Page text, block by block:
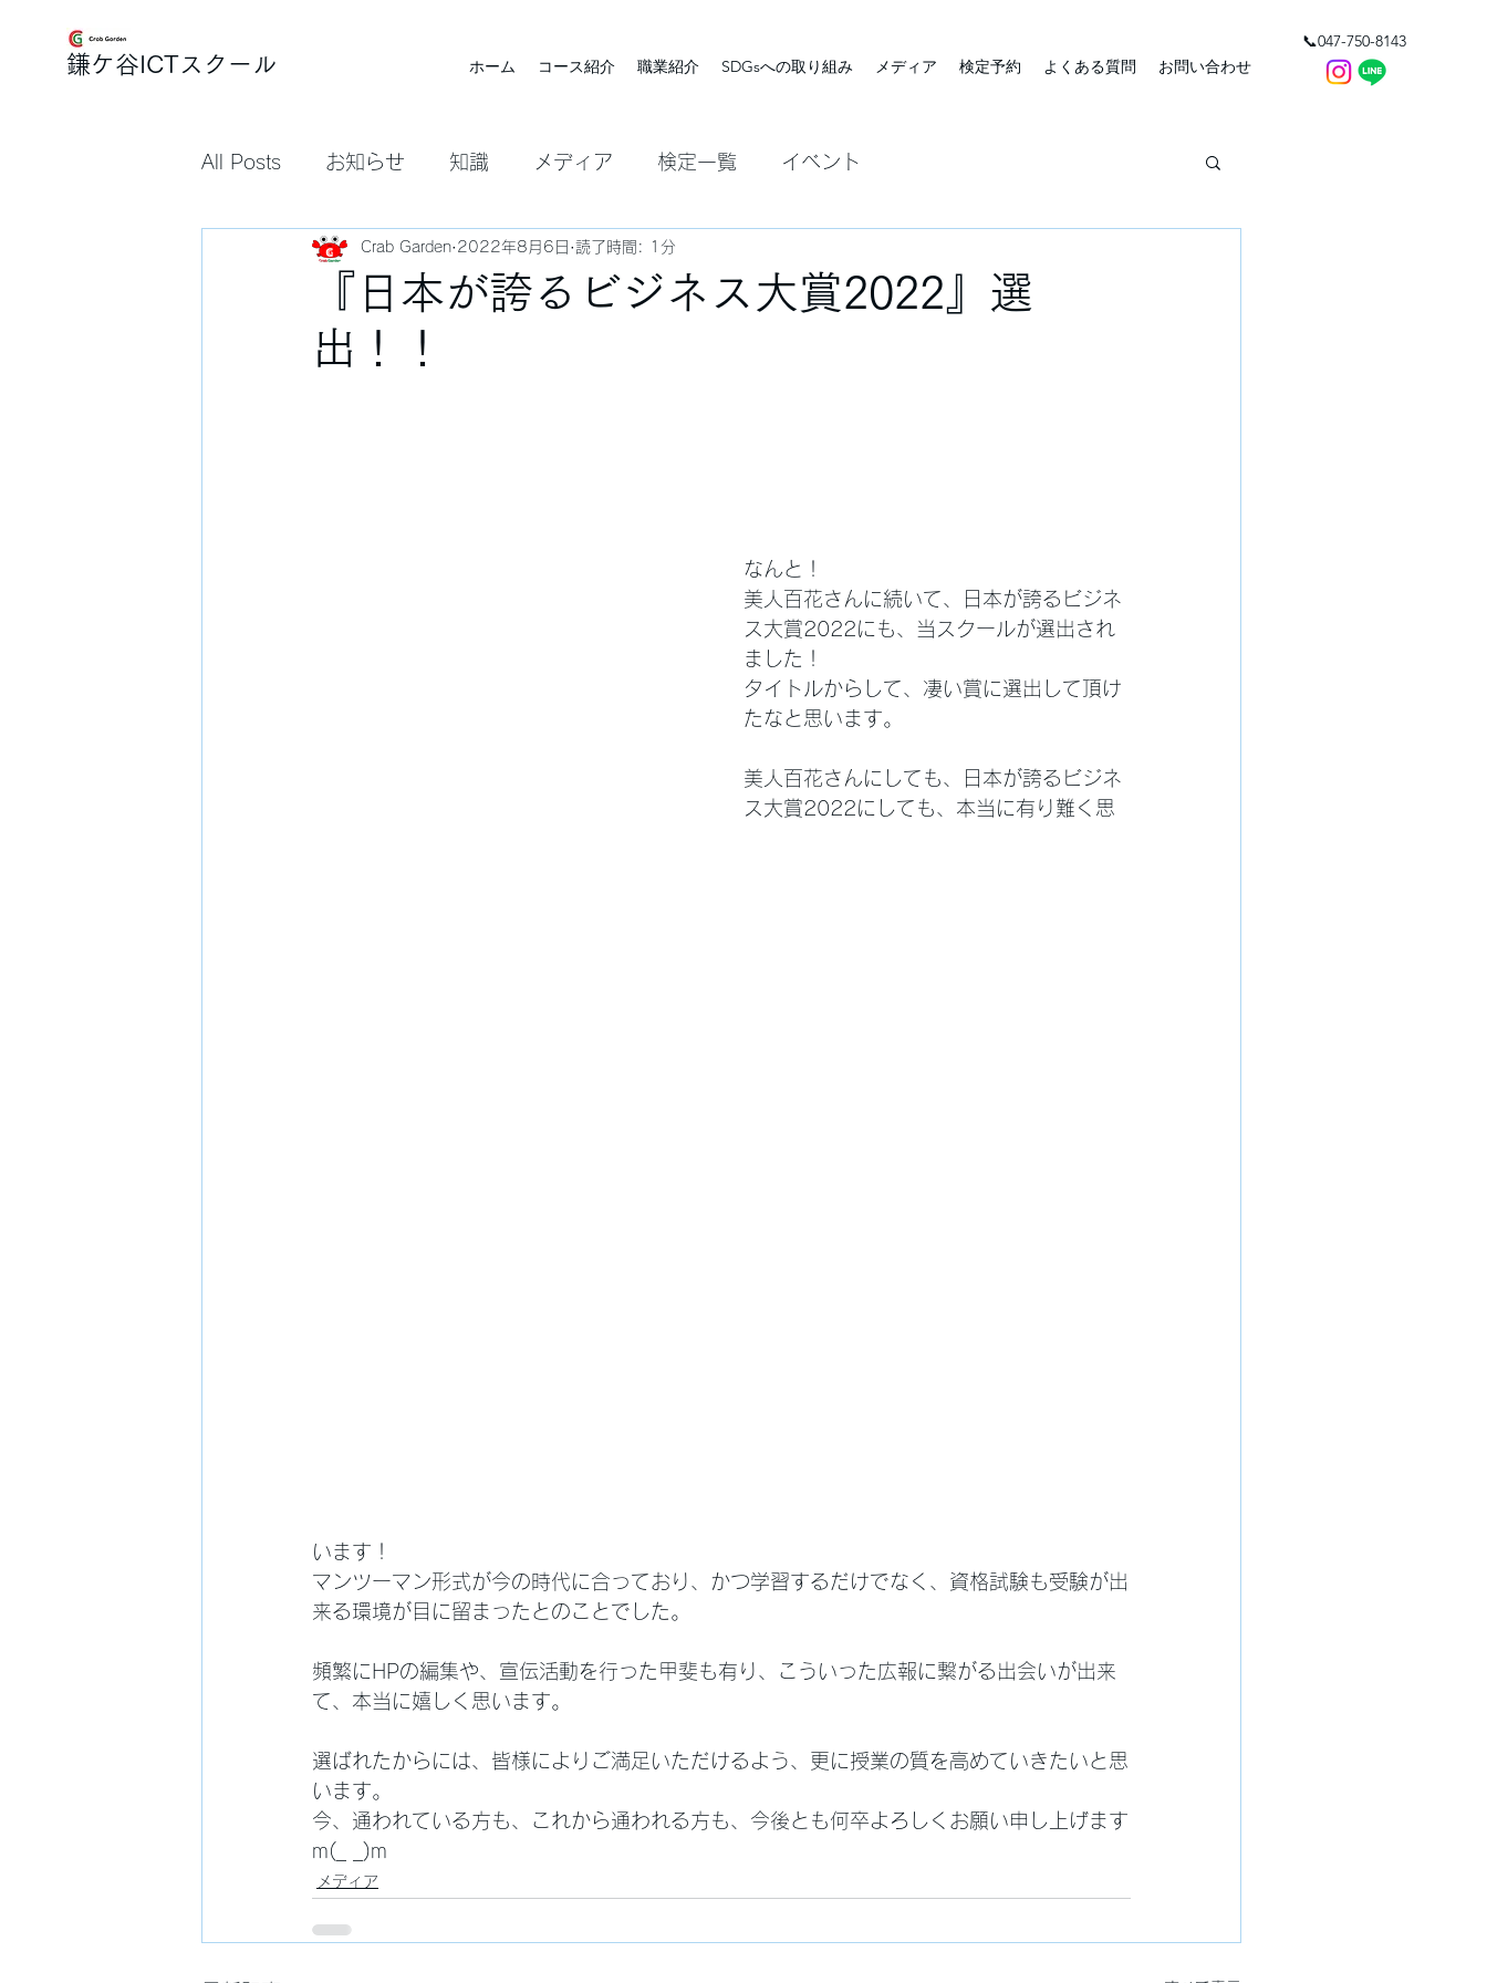
​鎌ケ谷ICTスクール ホーム コース紹介 職業紹介 SDGsへの取り組み メディア 検定予約 よくある質問 お問い合わせ
📞047-750-8143
All Posts お知らせ 知識 メディア 検定一覧 イベント
『日本が誇るビジネス大賞2022』選
出！！
Crab Garden 2022年8月6日 読了時間: 1分
なんと！
美人百花さんに続いて、日本が誇るビジネ
ス大賞2022にも、当スクールが選出され
ました！
タイトルからして、凄い賞に選出して頂け
たなと思います。
美人百花さんにしても、日本が誇るビジネ
ス大賞2022にしても、本当に有り難く思
います！
マンツーマン形式が今の時代に合っており、かつ学習するだけでなく、資格試験も受験が出
来る環境が目に留まったとのことでした。
頻繁にHPの編集や、宣伝活動を行った甲斐も有り、こういった広報に繋がる出会いが出来
て、本当に嬉しく思います。
選ばれたからには、皆様によりご満足いただけるよう、更に授業の質を高めていきたいと思
います。
今、通われている方も、これから通われる方も、今後とも何卒よろしくお願い申し上げます
m(_ _)m
メディア